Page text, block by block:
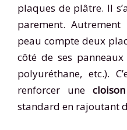
plaques de plâtre. Il
parement.
peau compte deux
côté de ses
polyuréthane, etc.).
renforcer une
standard en rajoutant